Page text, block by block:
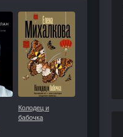
Колодец и
бабочка